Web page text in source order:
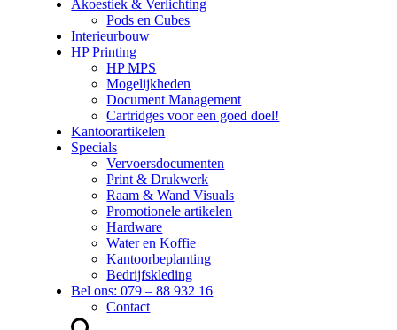
Akoestiek & Verlichting
Pods en Cubes
Interieurbouw
HP Printing
HP MPS
Mogelijkheden
Document Management
Cartridges voor een goed doel!
Kantoorartikelen
Specials
Vervoersdocumenten
Print & Drukwerk
Raam & Wand Visuals
Promotionele artikelen
Hardware
Water en Koffie
Kantoorbeplanting
Bedrijfskleding
Bel ons: 079 – 88 932 16
Contact